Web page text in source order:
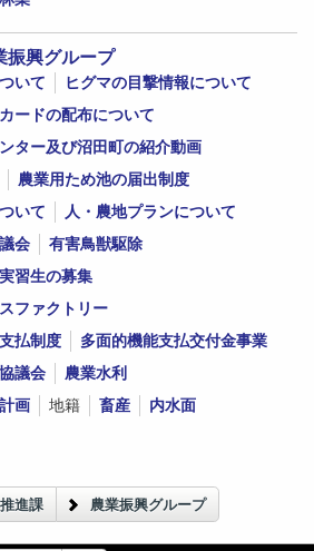
振興グループ
いて
ヒグマの目撃情報について
ードの配布について
ター及び沼田町の紹介動画
農業用ため池の届出制度
いて
人・農地プランについて
会
有害鳥獣駆除
習生の募集
ファクトリー
払制度
多面的機能支払交付金事業
議会
農業水利
画
地籍 畜産
内水面
進課 農業振興グループ